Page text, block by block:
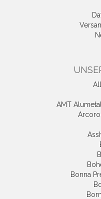
AMT
Bonna